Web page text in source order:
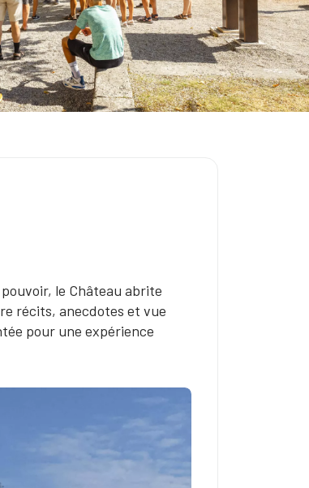
le Château abrite
récits, anecdotes et vue
pour une expérience